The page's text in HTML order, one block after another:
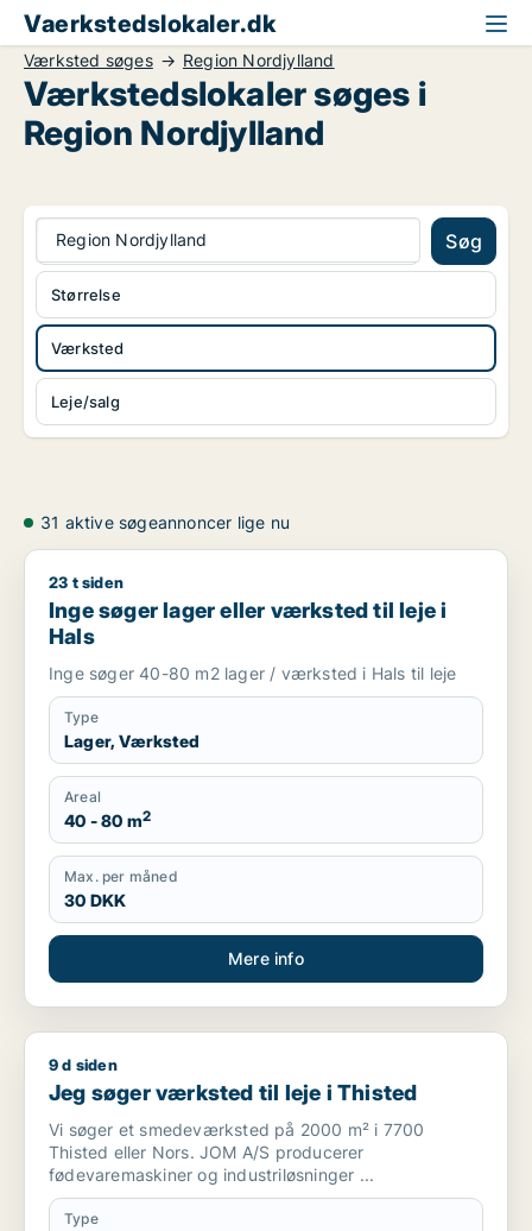
Vaerkstedslokaler.dk
Værksted søges Region Nordjylland
Værkstedslokaler søges i
Region Nordjylland
Region Nordjylland Søg
Værksted
Leje/salg
Størrelse
31 aktive søgeannoncer lige nu
Inge søger lager eller værksted til leje i Hals
23 t siden
Inge søger lager eller værksted til leje i
Hals
Inge søger 40-80 m2 lager / værksted i Hals til leje
Type
Lager, Værksted
Areal
40 - 80 m2
Max. per måned
30 DKK
Mere info
Jeg søger værksted til leje i Thisted
9 d siden
Jeg søger værksted til leje i Thisted
Vi søger et smedeværksted på 2000 m² i 7700
Thisted eller Nors. JOM A/S producerer
fødevaremaskiner og industriløsninger ...
Type